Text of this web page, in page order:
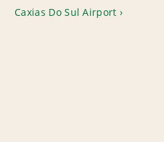
Caxias Do Sul Airport